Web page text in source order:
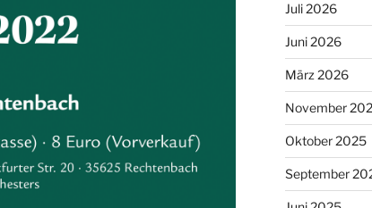
Juli 2026
Juni 2026
März 2026
November
Oktober 2025
September